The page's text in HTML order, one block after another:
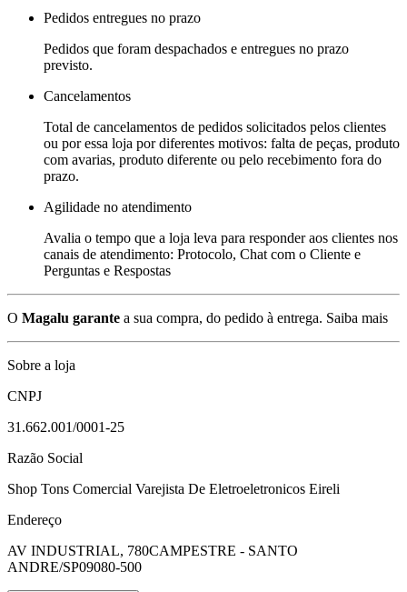
Pedidos entregues no prazo
Pedidos que foram despachados e entregues no prazo
previsto.
Cancelamentos
Total de cancelamentos de pedidos solicitados pelos clientes
ou por essa loja por diferentes motivos: falta de peças, produto
com avarias, produto diferente ou pelo recebimento fora do
prazo.
Agilidade no atendimento
Avalia o tempo que a loja leva para responder aos clientes nos
canais de atendimento: Protocolo, Chat com o Cliente e
Perguntas e Respostas
O Magalu garante a sua compra, do pedido à entrega. Saiba mais
Sobre a loja
CNPJ
31.662.001/0001-25
Razão Social
Shop Tons Comercial Varejista De Eletroeletronicos Eireli
Endereço
AV INDUSTRIAL, 780CAMPESTRE - SANTO
ANDRE/SP09080-500